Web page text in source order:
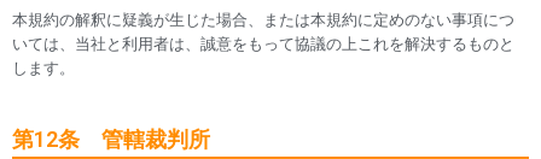
本規約の解釈に疑義が生じた場合、または本規約に定めのない事項につ
いては、当社と利用者は、誠意をもって協議の上これを解決するものと
します。
第12条 管轄裁判所